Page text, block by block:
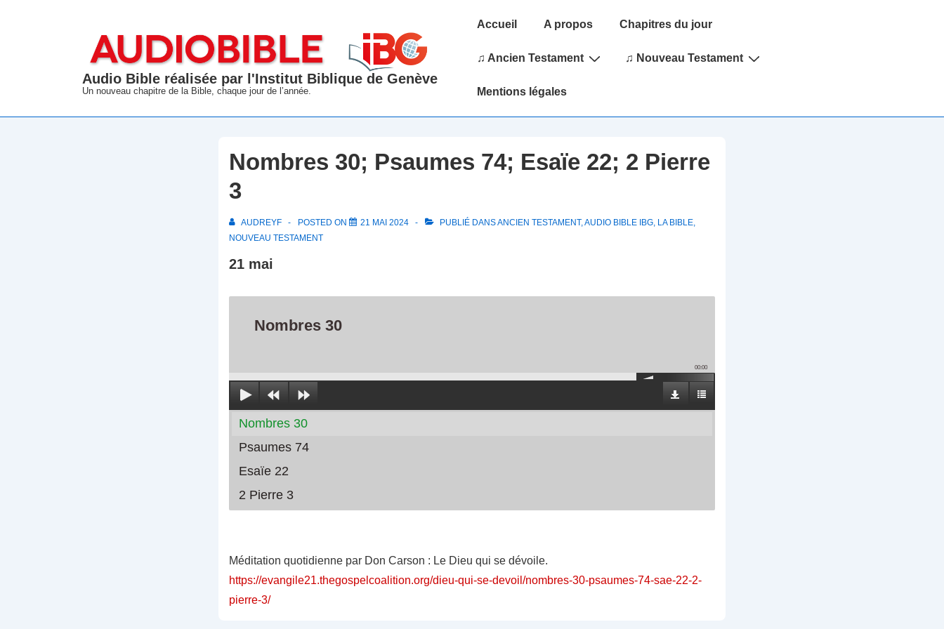
Audio Bible réalisée par l'Institut Biblique de Genève
Un nouveau chapitre de la Bible, chaque jour de l’année.
Main
Accueil A propos Chapitres du jour
♫ Ancien Testament ♫ Nouveau Testament
Mentions légales
Nombres 30; Psaumes 74; Esaïe 22; 2 Pierre
3
AUDREYF POSTED ON 21 MAI 2024 PUBLIÉ DANSANCIEN TESTAMENT,AUDIO BIBLE IBG, LA BIBLE,
NOUVEAU TESTAMENT
21 mai
Nombres 30
00:00
Nombres 30
Psaumes 74
Esaïe 22
2 Pierre 3
Méditation quotidienne par Don Carson : Le Dieu qui se dévoile.
https://evangile21.thegospelcoalition.org/dieu-qui-se-devoil/nombres-30-psaumes-74-sae-22-2-
pierre-3/